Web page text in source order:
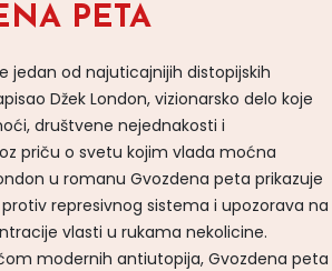
PETA
jedan od najuticajnijih distopijskih
Džek London, vizionarsko delo koje
društvene nejednakosti i
priču o svetu kojim vlada moćna
u romanu Gvozdena peta prikazuje
represivnog sistema i upozorava na
vlasti u rukama nekolicine.
modernih antiutopija, Gvozdena peta